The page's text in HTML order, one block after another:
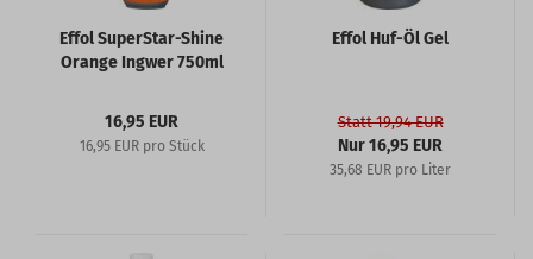
Effol SuperStar-Shine
Orange Ingwer 750ml
16,95 EUR
16,95 EUR pro Stück
Effol Huf-Öl Gel
Statt 19,94 EUR
Nur 16,95 EUR
35,68 EUR pro Liter